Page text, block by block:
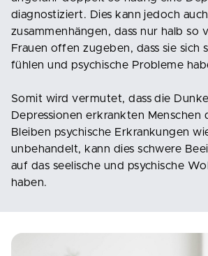
diagnostiziert. Dies kann jedoch
zusammenhängen, dass nur halb so
Frauen offen zugeben, dass sie sich
fühlen und psychische Probleme
Somit wird vermutet, dass die
Depressionen erkrankten Menschen
Bleiben psychische Erkrankungen
unbehandelt, kann dies schwere
auf das seelische und psychische
haben.